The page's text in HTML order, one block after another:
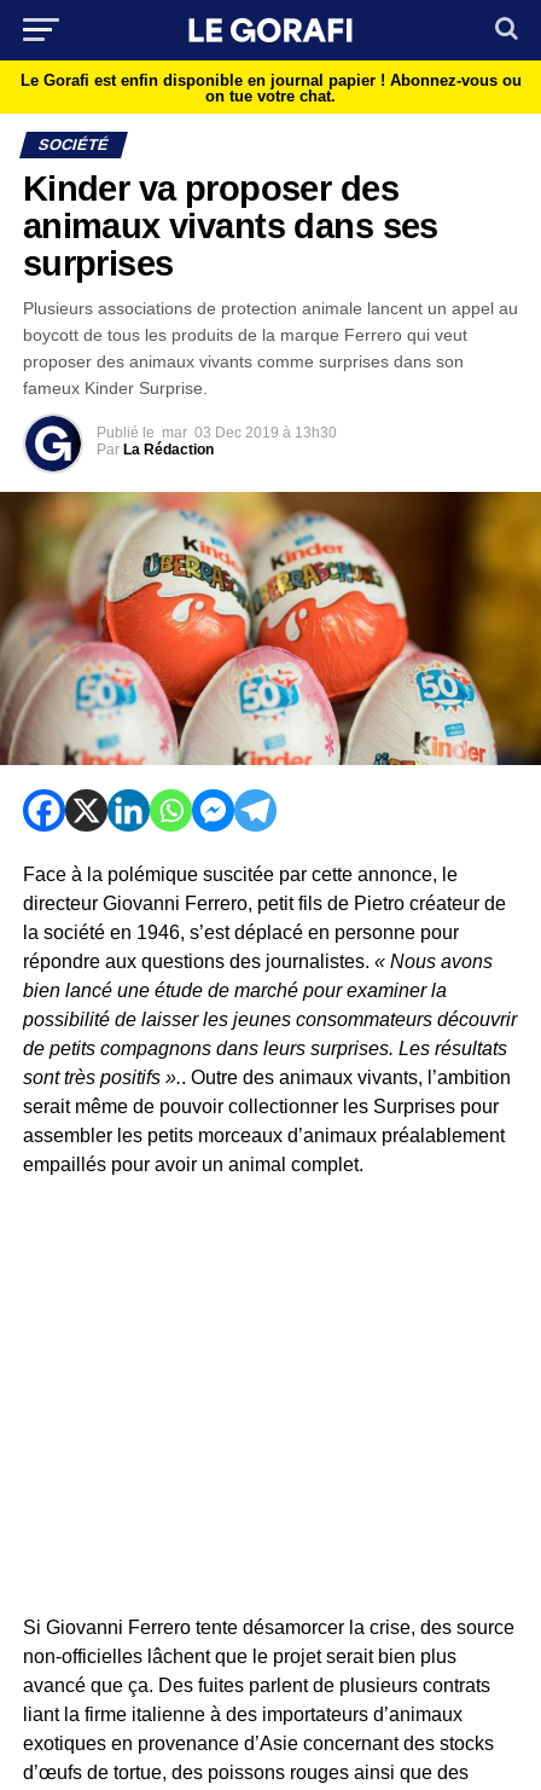
Le Gorafi est enfin disponible en journal papier ! Abonnez-vous ou
on tue votre chat.
SOCIÉTÉ
Kinder va proposer des
animaux vivants dans ses
surprises
Plusieurs associations de protection animale lancent un appel au
boycott de tous les produits de la marque Ferrero qui veut
proposer des animaux vivants comme surprises dans son
fameux Kinder Surprise.
Publié le mar 03 Dec 2019 à 13h30
Par La Rédaction
Face à la polémique suscitée par cette annonce, le
directeur Giovanni Ferrero, petit fils de Pietro créateur de
la société en 1946, s’est déplacé en personne pour
répondre aux questions des journalistes. « Nous avons
bien lancé une étude de marché pour examiner la
possibilité de laisser les jeunes consommateurs découvrir
de petits compagnons dans leurs surprises. Les résultats
sont très positifs ».. Outre des animaux vivants, l’ambition
serait même de pouvoir collectionner les Surprises pour
assembler les petits morceaux d’animaux préalablement
empaillés pour avoir un animal complet.
Si Giovanni Ferrero tente désamorcer la crise, des source
non-officielles lâchent que le projet serait bien plus
avancé que ça. Des fuites parlent de plusieurs contrats
liant la firme italienne à des importateurs d’animaux
exotiques en provenance d’Asie concernant des stocks
d’œufs de tortue, des poissons rouges ainsi que des